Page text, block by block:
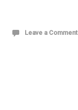
Leave a Comment